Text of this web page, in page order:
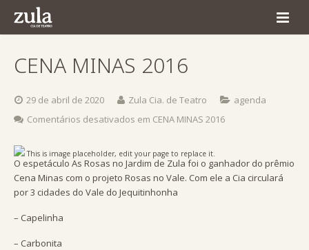
Espetáculos
Agenda
Produção
Contato
CENA MINAS 2016
29 de abril de 2020 Zula Cia. de Teatro
agenda
Comentários desativados em CENA MINAS 2016
This is image placeholder, edit your page to replace it.
O espetáculo As Rosas no Jardim de Zula foi o ganhador do prêmio
Cena Minas com o projeto Rosas no Vale. Com ele a Cia circulará
por 3 cidades do Vale do Jequitinhonha
– Capelinha
– Carbonita